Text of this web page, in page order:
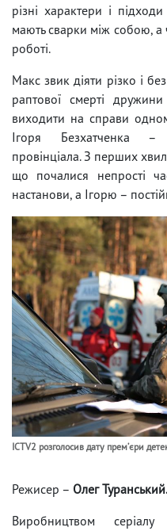
різні характери і
мають сварки між собою, а
роботі.
Макс звик діяти різко і
раптової смерті
виходити на справи
Ігоря Безхатченка –
провінціала. З перших
що почалися непрості
настанови, а Ігорю –
ICTV2 розголосив дату премʼєри
Режисер – Олег Туранський.
Виробництвом серіалу